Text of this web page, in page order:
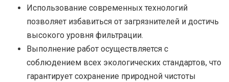
Использование современных технологий
позволяет избавиться от загрязнителей и достичь
высокого уровня фильтрации.
Выполнение работ осуществляется с
соблюдением всех экологических стандартов, что
гарантирует сохранение природной чистоты